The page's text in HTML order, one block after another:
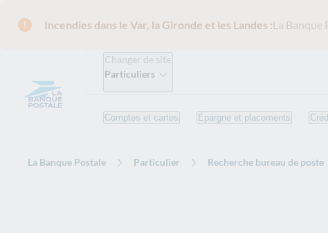
Incendies dans le Var, la Gironde et les Landes :La Banque
Changer de site
Particuliers
Comptes et cartes Épargne et placements
La Banque Postale Particulier Recherche bureau de poste